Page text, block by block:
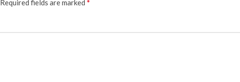
Required fields are marked *